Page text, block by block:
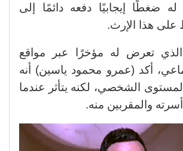
ضغطًا إيجابيًا دفعه دائمًا إلى
على هذا الإرث.
تعرض له مؤخرًا عبر مواقع
أكد (عمرو محمود ياسين) أنه
الشخصي، لكنه يتأثر عندما
والمقربين منه.